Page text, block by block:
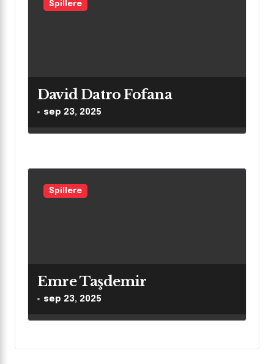
Spillere
David Datro Fofana
sep 23, 2025
Spillere
Emre Taşdemir
sep 23, 2025